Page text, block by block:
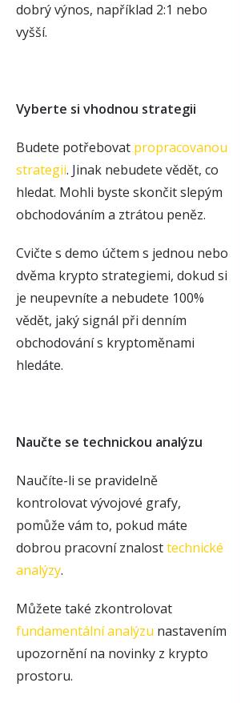
dobrý výnos, například 2:1 nebo
vyšší.
Vyberte si vhodnou strategii
Budete potřebovat propracovanou
strategii. Jinak nebudete vědět, co
hledat. Mohli byste skončit slepým
obchodováním a ztrátou peněz.
Cvičte s demo účtem s jednou nebo
dvěma krypto strategiemi, dokud si
je neupevníte a nebudete 100%
vědět, jaký signál při denním
obchodování s kryptoměnami
hledáte.
Naučte se technickou analýzu
Naučíte-li se pravidelně
kontrolovat vývojové grafy,
pomůže vám to, pokud máte
dobrou pracovní znalosttechnické
analýzy.
Můžete také zkontrolovat
fundamentální analýzu nastavením
upozornění na novinky z krypto
prostoru.